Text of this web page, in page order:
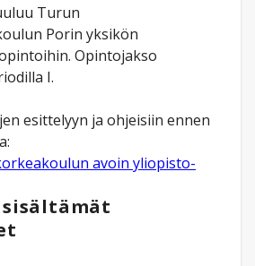
Turun
Porin yksikön
Opintojakso
I.
esittelyyn ja ohjeisiin ennen
avoin yliopisto-